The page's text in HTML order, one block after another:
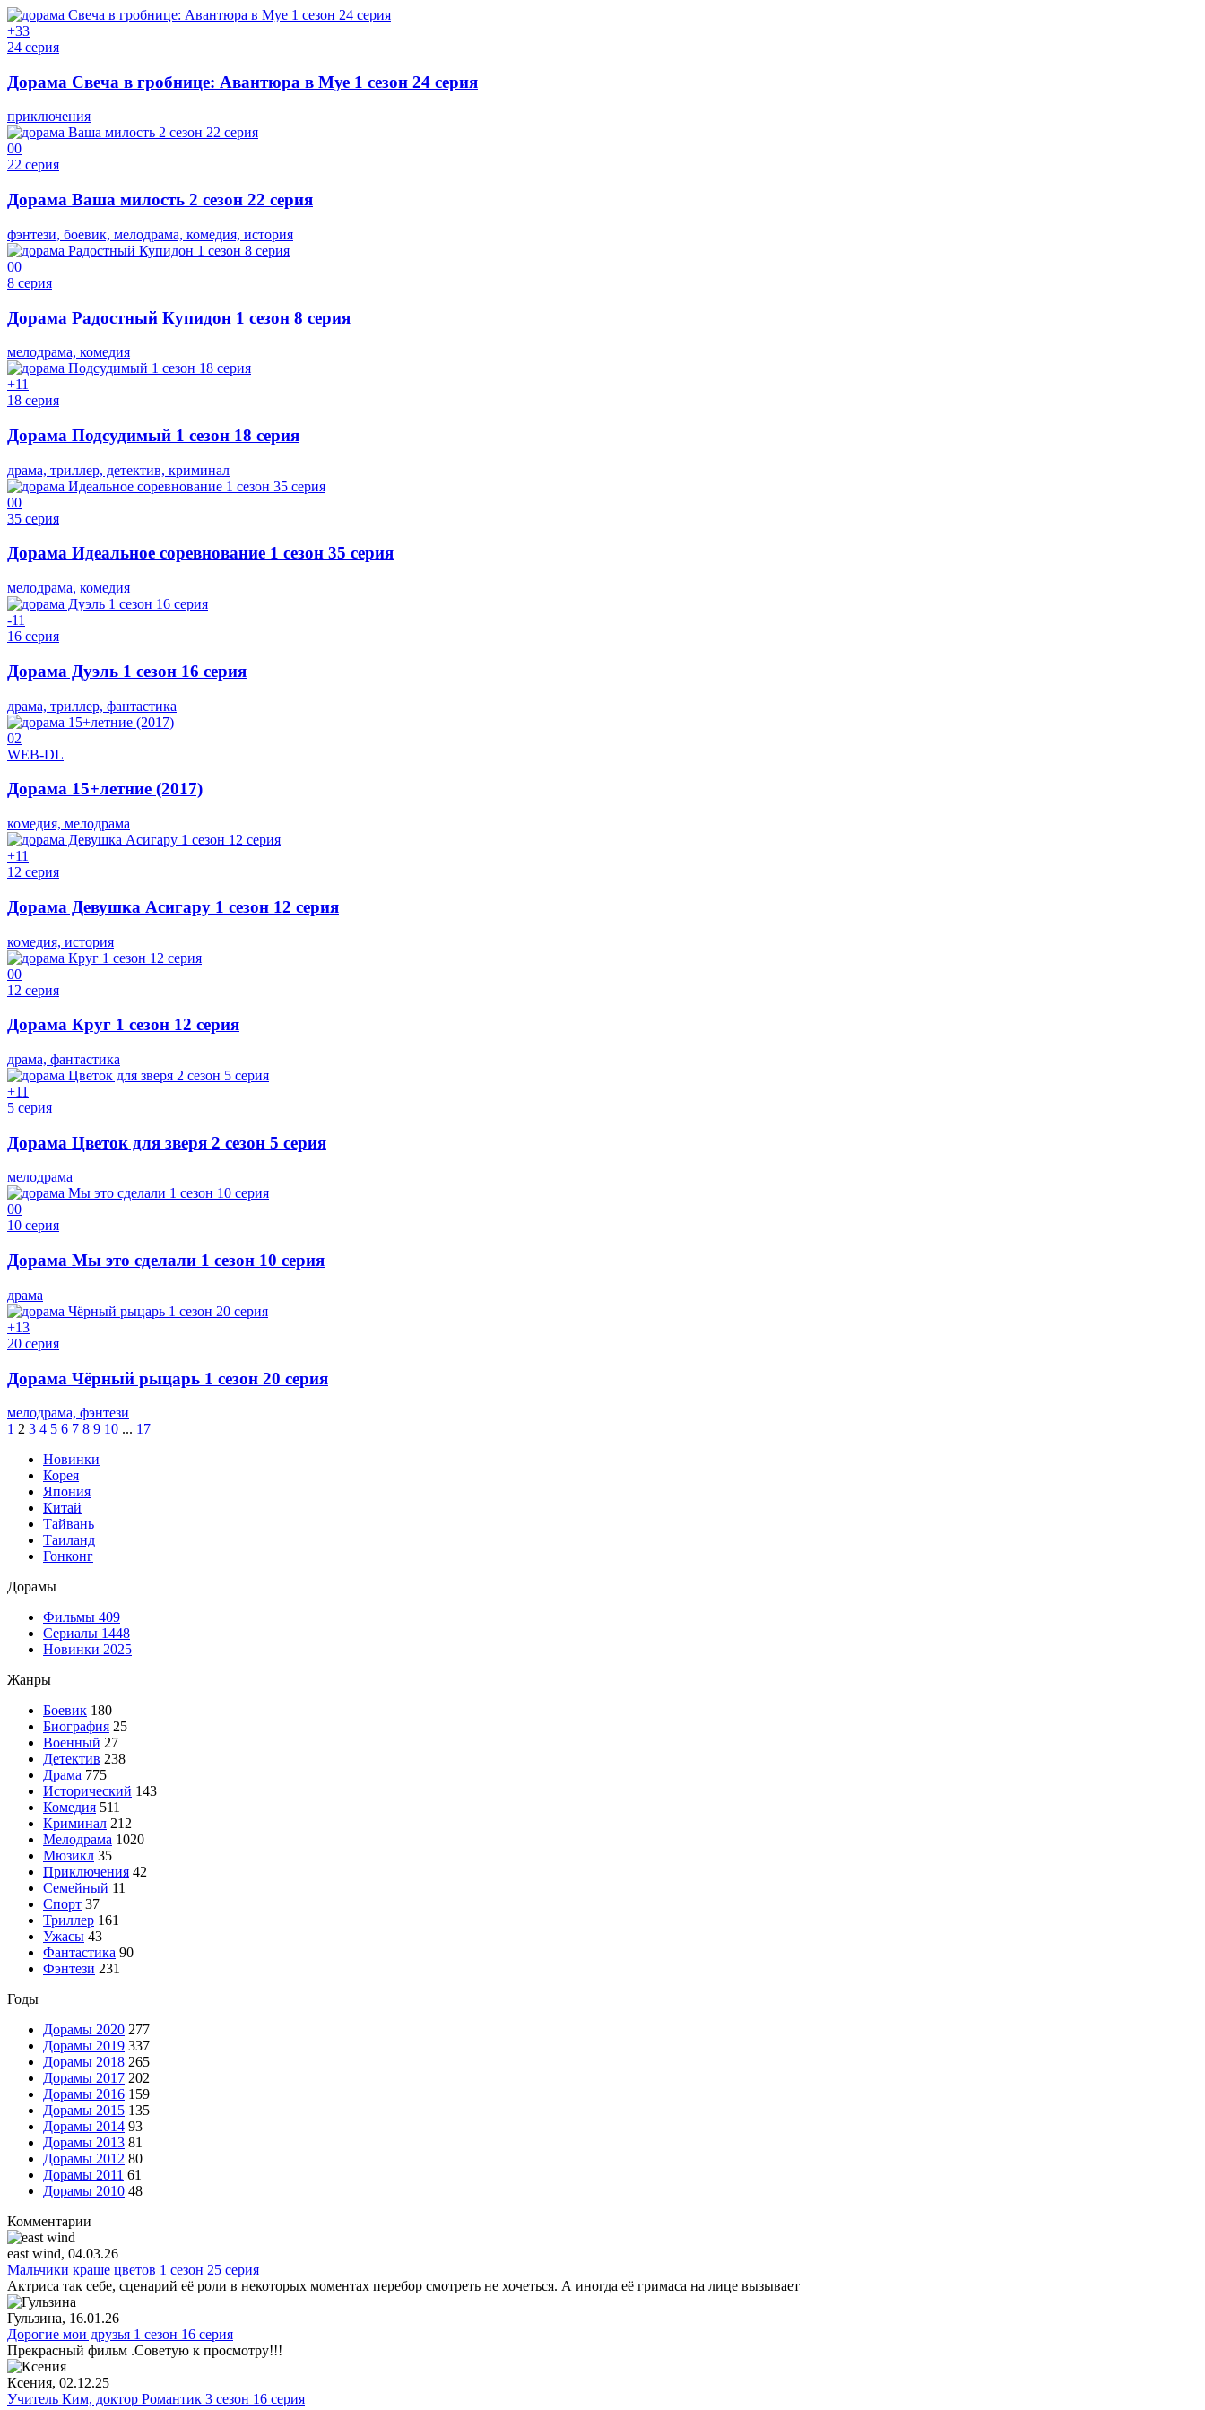
+33
24 серия
Дорама Свеча в гробнице: Авантюра в Муе 1 сезон 24 серия
приключения
00
22 серия
Дорама Ваша милость 2 сезон 22 серия
фэнтези, боевик, мелодрама, комедия, история
00
8 серия
Дорама Радостный Купидон 1 сезон 8 серия
мелодрама, комедия
+11
18 серия
Дорама Подсудимый 1 сезон 18 серия
драма, триллер, детектив, криминал
00
35 серия
Дорама Идеальное соревнование 1 сезон 35 серия
мелодрама, комедия
-11
16 серия
Дорама Дуэль 1 сезон 16 серия
драма, триллер, фантастика
02
WEB-DL
Дорама 15+летние (2017)
комедия, мелодрама
+11
12 серия
Дорама Девушка Асигару 1 сезон 12 серия
комедия, история
00
12 серия
Дорама Круг 1 сезон 12 серия
драма, фантастика
+11
5 серия
Дорама Цветок для зверя 2 сезон 5 серия
мелодрама
00
10 серия
Дорама Мы это сделали 1 сезон 10 серия
драма
+13
20 серия
Дорама Чёрный рыцарь 1 сезон 20 серия
мелодрама, фэнтези
1 2 3 4 5 6 7 8 9 10 ... 17
Новинки
Корея
Япония
Китай
Тайвань
Таиланд
Гонконг
Дорамы
Фильмы 409
Сериалы 1448
Новинки 2025
Жанры
Боевик 180
Биография 25
Военный 27
Детектив 238
Драма 775
Исторический 143
Комедия 511
Криминал 212
Мелодрама 1020
Мюзикл 35
Приключения 42
Семейный 11
Спорт 37
Триллер 161
Ужасы 43
Фантастика 90
Фэнтези 231
Годы
Дорамы 2020 277
Дорамы 2019 337
Дорамы 2018 265
Дорамы 2017 202
Дорамы 2016 159
Дорамы 2015 135
Дорамы 2014 93
Дорамы 2013 81
Дорамы 2012 80
Дорамы 2011 61
Дорамы 2010 48
Комментарии
east wind, 04.03.26
Мальчики краше цветов 1 сезон 25 серия
Актриса так себе, сценарий её роли в некоторых моментах перебор смотреть не хочеться. А иногда её гримаса на лице вызывает
Гульзина, 16.01.26
Дорогие мои друзья 1 сезон 16 серия
Прекрасный фильм .Советую к просмотру!!!
Ксения, 02.12.25
Учитель Ким, доктор Романтик 3 сезон 16 серия